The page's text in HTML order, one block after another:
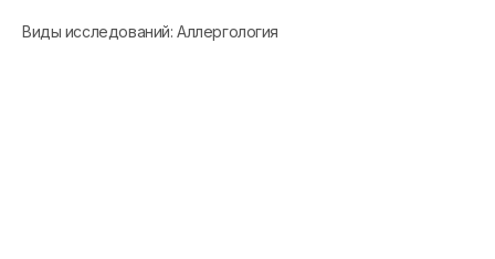
Виды исследований: Аллергология